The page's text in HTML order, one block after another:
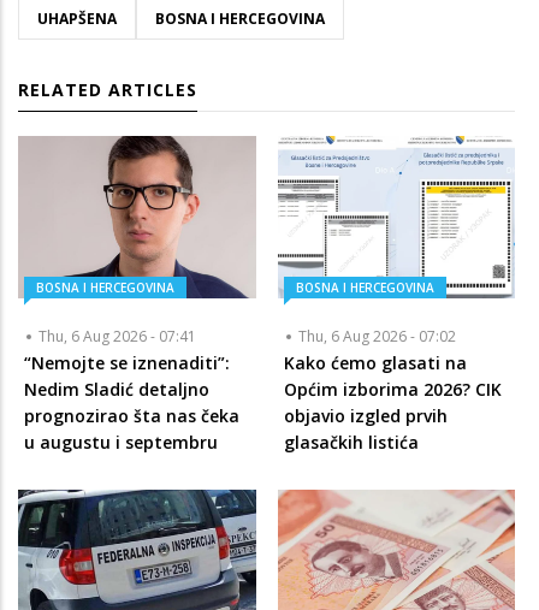
UHAPŠENA BOSNA I HERCEGOVINA
RELATED ARTICLES
BOSNA I HERCEGOVINA
Thu, 6 Aug 2026 - 07:41
“Nemojte se iznenaditi”:
Nedim Sladić detaljno
prognozirao šta nas čeka
u augustu i septembru
BOSNA I HERCEGOVINA
Thu, 6 Aug 2026 - 07:02
Kako ćemo glasati na
Općim izborima 2026? CIK
objavio izgled prvih
glasačkih listića